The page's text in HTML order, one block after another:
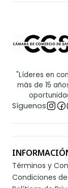
"Líderes en
más de 15
Síguenos
Términos y
Condiciones